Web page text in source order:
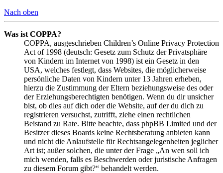
Nach oben
Was ist COPPA?
COPPA, ausgeschrieben Children’s Online Privacy Protection
Act of 1998 (deutsch: Gesetz zum Schutz der Privatsphäre
von Kindern im Internet von 1998) ist ein Gesetz in den
USA, welches festlegt, dass Websites, die möglicherweise
persönliche Daten von Kindern unter 13 Jahren erheben,
hierzu die Zustimmung der Eltern beziehungsweise des oder
der Erziehungsberechtigten benötigen. Wenn du dir unsicher
bist, ob dies auf dich oder die Website, auf der du dich zu
registrieren versuchst, zutrifft, ziehe einen rechtlichen
Beistand zu Rate. Bitte beachte, dass phpBB Limited und der
Besitzer dieses Boards keine Rechtsberatung anbieten kann
und nicht die Anlaufstelle für Rechtsangelegenheiten jeglicher
Art ist; außer solchen, die unter der Frage „An wen soll ich
mich wenden, falls es Beschwerden oder juristische Anfragen
zu diesem Forum gibt?“ behandelt werden.